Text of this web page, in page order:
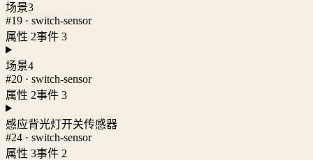
场景3
#19 · switch-sensor
属性 2事件 3
场景4
#20 · switch-sensor
属性 2事件 3
感应背光灯开关传感器
#24 · switch-sensor
属性 3事件 2